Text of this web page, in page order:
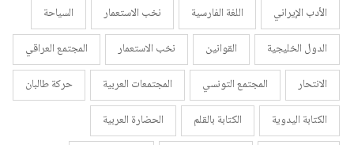
الأدب الإيراني
اللغة الفارسية نخب الاستعمار
السياحة
الدول الخليجية
القوانين نخب الاستعمار
المجتمع العراقي
الانتحار
المجتمع التونسي المجتمعات العربية
حركة طالبان
الكتابة اليدوية
الكتابة بالقلم
الحضارة العربية